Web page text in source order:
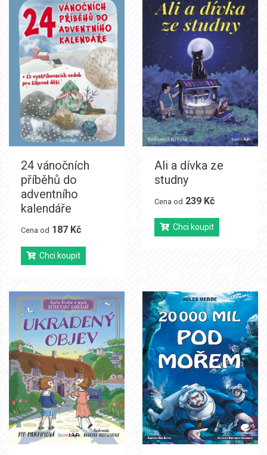
24 vánočních
příběhů do
adventního
kalendáře
Cena od 187 Kč
Chci koupit
Ali a dívka ze
studny
Cena od 239 Kč
Chci koupit